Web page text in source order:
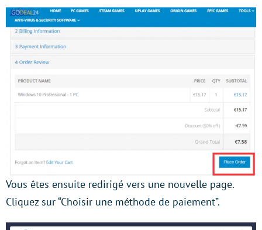
Vous êtes ensuite redirigé vers une nouvelle page.
Cliquez sur “Choisir une méthode de paiement”.